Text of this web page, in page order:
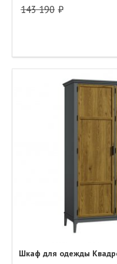
143 190
Шкаф для одежды